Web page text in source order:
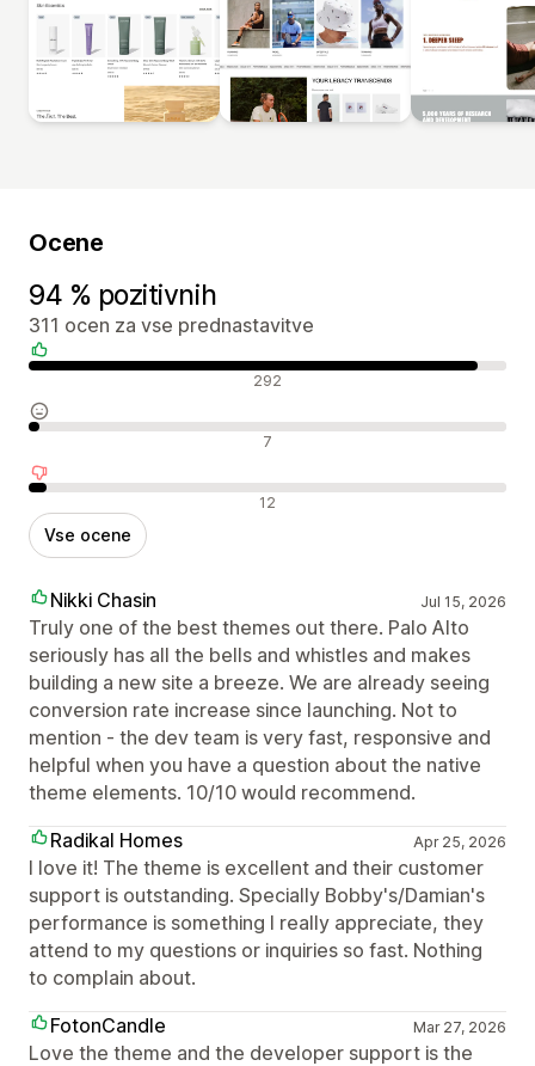
Ocene
94 % pozitivnih
311 ocen za vse prednastavitve
Pozitivne ocene 292
Nevtralne ocene 7
Negativne ocene 12
Vse ocene
Nikki Chasin Jul 15, 2026
Truly one of the best themes out there. Palo Alto
seriously has all the bells and whistles and makes
building a new site a breeze. We are already seeing
conversion rate increase since launching. Not to
mention - the dev team is very fast, responsive and
helpful when you have a question about the native
theme elements. 10/10 would recommend.
Radikal Homes
Apr 25, 2026
I love it! The theme is excellent and their customer
support is outstanding. Specially Bobby's/Damian's
performance is something I really appreciate, they
attend to my questions or inquiries so fast. Nothing
to complain about.
FotonCandle
Mar 27, 2026
Love the theme and the developer support is the